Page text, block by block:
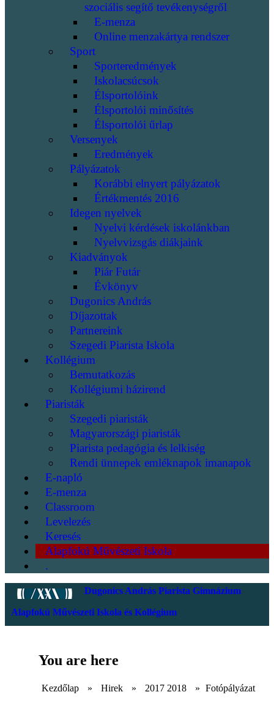
szociális segítő tevékenységről
E-menza
Online menzakártya rendszer
Sport
Sporteredmények
Iskolacsúcsok
Élsportolóink
Élsportolói minősítés
Élsportolói űrlap
Versenyek
Eredmények
Pályázatok
Korábbi elnyert pályázatok
Értékmentés 2016
Idegen nyelvek
Nyelvi kérdések iskolánkban
Nyelvvizsgás diákjaink
Kiadványok
Piár Futár
Évkönyv
Dugonics András
Díjazottak
Partnereink
Szegedi Piarista Iskola
Kollégium
Bemutatkozás
Kollégiumi házirend
Piaristák
Szegedi piaristák
Magyarországi piaristák
Piarista pedagógia és lelkiség
Rendi ünnepek emléknapok imanapok
E-napló
E-menza
Classroom
Levelezés
Keresés
Alapfokú Művészeti Iskola
.
Dugonics András Piarista Gimnázium
Alapfokú Művészeti Iskola és Kollégium
You are here
Kezdőlap » Hirek » 2017 2018 » Fotópályázat